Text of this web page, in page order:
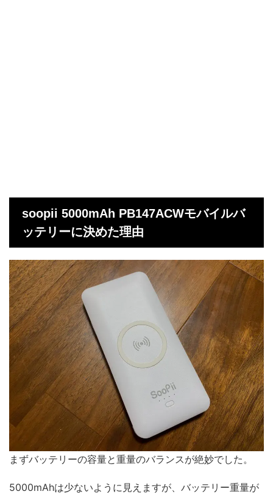
soopii 5000mAh PB147ACWモバイルバ
ッテリーに決めた理由
まずバッテリーの容量と重量のバランスが絶妙でした。
5000mAhは少ないように見えますが、バッテリー重量が